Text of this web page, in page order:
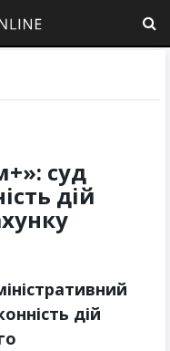
суд
дій
дій